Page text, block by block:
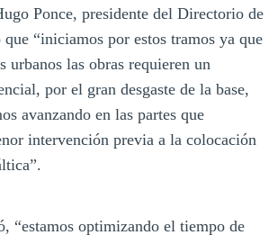
Ponce, presidente del Directorio de
“iniciamos por estos tramos ya que
urbanos las obras requieren un
por el gran desgaste de la base,
avanzando en las partes que
intervención previa a la colocación
“estamos optimizando el tiempo de